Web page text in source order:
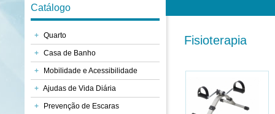
Catálogo
+ Quarto
+ Casa de Banho
+ Mobilidade e Acessibilidade
+ Ajudas de Vida Diária
+ Prevenção de Escaras
Fisioterapia